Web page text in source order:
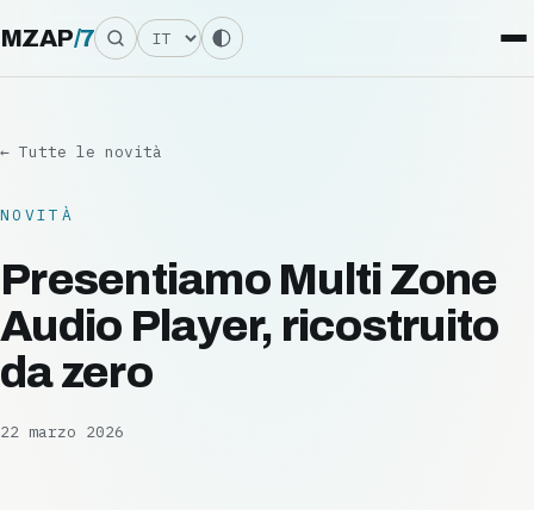
MZAP/7 Lingua
← Tutte le novità
NOVITÀ
Presentiamo Multi Zone
Audio Player, ricostruito
da zero
22 marzo 2026